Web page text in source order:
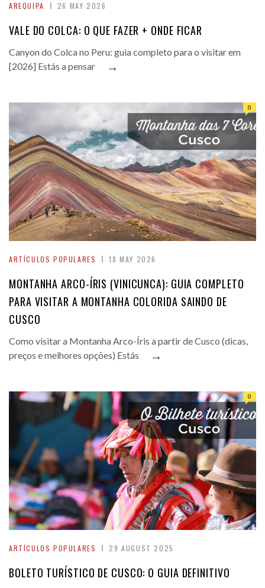
AREQUIPA 26 MAY 2026
VALE DO COLCA: O QUE FAZER + ONDE FICAR
Canyon do Colca no Peru: guia completo para o visitar em
[2026] Estás a pensar
→
ARTÍCULOS POPULARES 18 MAY 2026
0
MONTANHA ARCO-ÍRIS (VINICUNCA): GUIA COMPLETO
PARA VISITAR A MONTANHA COLORIDA SAINDO DE
CUSCO
Como visitar a Montanha Arco-Íris a partir de Cusco (dicas,
preços e melhores opções) Estás
→
ARTÍCULOS POPULARES 29 AUGUST 2025
0
BOLETO TURÍSTICO DE CUSCO: O GUIA DEFINITIVO